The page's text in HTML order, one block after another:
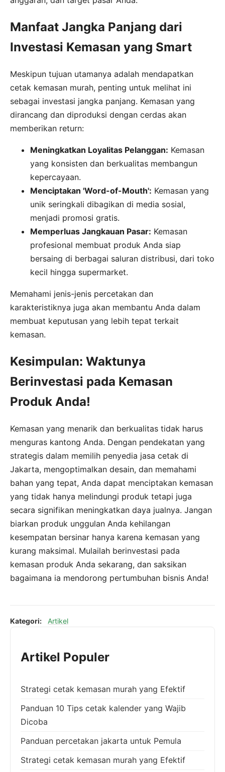
Manfaat Jangka Panjang dari
Investasi Kemasan yang Smart
Meskipun tujuan utamanya adalah mendapatkan
cetak kemasan murah, penting untuk melihat ini
sebagai investasi jangka panjang. Kemasan yang
dirancang dan diproduksi dengan cerdas akan
memberikan return:
Meningkatkan Loyalitas Pelanggan: Kemasan
yang konsisten dan berkualitas membangun
kepercayaan.
Menciptakan 'Word-of-Mouth': Kemasan yang
unik seringkali dibagikan di media sosial,
menjadi promosi gratis.
Memperluas Jangkauan Pasar: Kemasan
profesional membuat produk Anda siap
bersaing di berbagai saluran distribusi, dari toko
kecil hingga supermarket.
Memahami jenis-jenis percetakan dan
karakteristiknya juga akan membantu Anda dalam
membuat keputusan yang lebih tepat terkait
kemasan.
Kesimpulan: Waktunya
Berinvestasi pada Kemasan
Produk Anda!
Kemasan yang menarik dan berkualitas tidak harus
menguras kantong Anda. Dengan pendekatan yang
strategis dalam memilih penyedia jasa cetak di
Jakarta, mengoptimalkan desain, dan memahami
bahan yang tepat, Anda dapat menciptakan kemasan
yang tidak hanya melindungi produk tetapi juga
secara signifikan meningkatkan daya jualnya. Jangan
biarkan produk unggulan Anda kehilangan
kesempatan bersinar hanya karena kemasan yang
kurang maksimal. Mulailah berinvestasi pada
kemasan produk Anda sekarang, dan saksikan
bagaimana ia mendorong pertumbuhan bisnis Anda!
Kategori: Artikel
Artikel Populer
Strategi cetak kemasan murah yang Efektif
Panduan 10 Tips cetak kalender yang Wajib
Dicoba
Panduan percetakan jakarta untuk Pemula
Strategi cetak kemasan murah yang Efektif